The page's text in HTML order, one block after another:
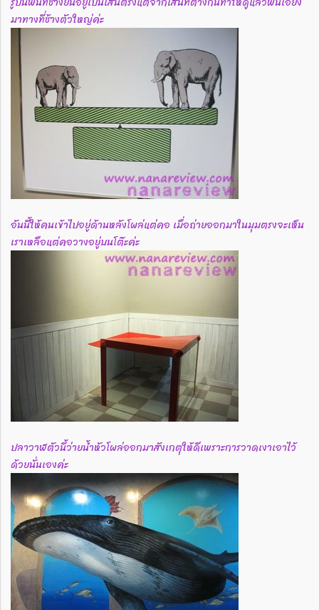
มาทางที่ช้างตัวใหญ่ค่ะ
อันนี้ให้คนเข้าไปอยู่ด้านหลังโผล่แต่คอ เมื่อถ่ายออกมาในมุมตรงจะเห็น
เราเหลือแต่คอวางอยู่บนโต๊ะค่ะ
ปลาวาฬตัวนี้ว่ายน้ำหัวโผล่ออกมาสังเกตุให้ดีเพราะการวาดเงาเอาไว้
ด้วยนั่นเองค่ะ